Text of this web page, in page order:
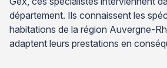
département. Ils connaissent les
habitations de la région Auvergne-
adaptent leurs prestations en